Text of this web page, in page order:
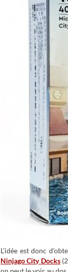
L’idée est donc
Ninjago City Docks